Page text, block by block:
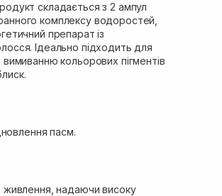
складається з 2 ампул
комплексу водоростей,
препарат із
Ідеально підходить для
кольорових пігментів
пасм.
живлення, надаючи високу